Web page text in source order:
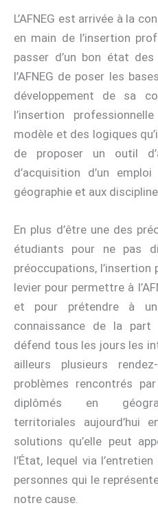
L’AFNEG est arrivée à la
en main de l’insertion
passer d’un bon état
l’AFNEG de poser les
développement de sa
l’insertion
modèle et des logiques
de proposer un outil
d’acquisition d’un
géographie et aux
En plus d’être une des
étudiants pour ne pas
préoccupations,
levier pour permettre à
et pour prétendre à
connaissance de la
défend tous les jours les
ailleurs plusieurs
problèmes rencontrés
diplômés en
territoriales aujourd’hui
solutions qu’elle peut
l’État, lequel via
personnes qui le
notre cause.